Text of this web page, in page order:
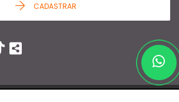
CADASTRAR